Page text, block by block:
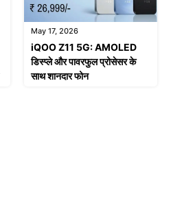
May 17, 2026
iQOO Z11 5G: AMOLED
डिस्प्ले और पावरफुल प्रोसेसर के
साथ शानदार फोन